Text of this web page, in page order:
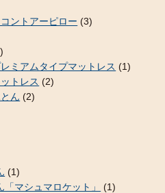
ントアーピロー (3)
ミアムタイプマットレス (1)
トレス (2)
ん (2)
(1)
マシュマロケット」
(1)